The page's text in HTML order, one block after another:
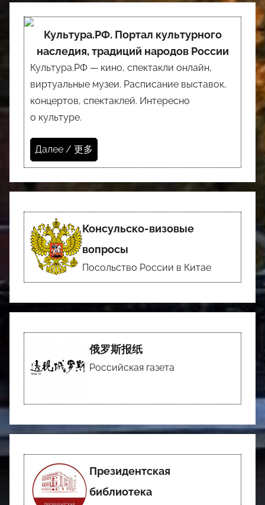
Культура.РФ. Портал культурного
наследия, традиций народов России
Культура.РФ — кино, спектакли онлайн,
виртуальные музеи. Расписание выставок,
концертов, спектаклей. Интересно
о культуре.
Далее / 更多
Консульско-визовые
вопросы
Посольство России в Китае
俄罗斯报纸
Российская газета
Президентская
библиотека